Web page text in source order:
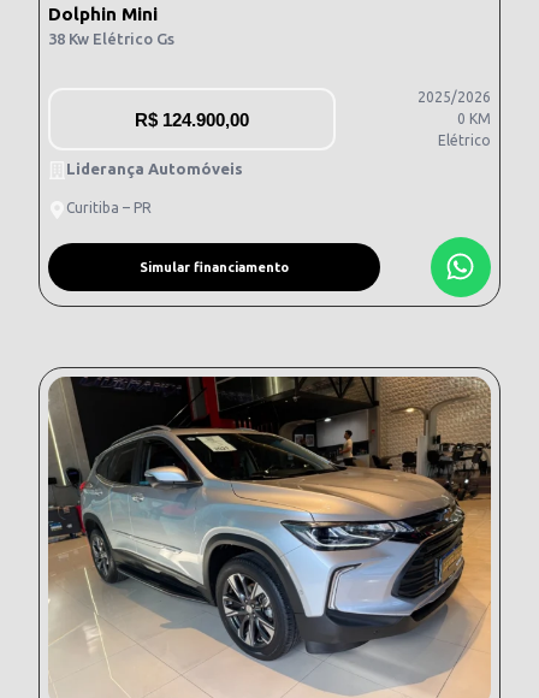
Dolphin Mini
38 Kw Elétrico Gs
R$ 124.900,00
2025/2026
0 KM
Elétrico
Liderança Automóveis
Curitiba – PR
Simular financiamento